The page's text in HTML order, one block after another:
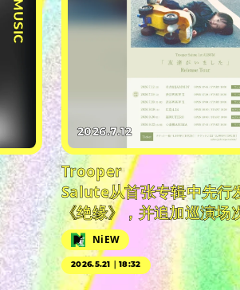
#MUSIC
2026.7.12
Trooper
Salute从首张专辑中先行
《绝缘》，并追加巡演场
NiEW
2026.5.21｜18:32